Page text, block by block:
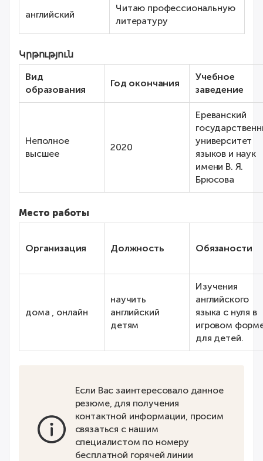
английский
Читаю профессиональную
литературу
Կրթություն
Вид
образования
Год окончания
Учебное
заведение
Неполное
высшее
2020
Ереванский
университет
языков и наук
имени В. Я.
Брюсова
Место работы
Организация Должность Обязаности
дома , онлайн
научить
английский
детям
Изучения
английского
языка с нуля в
игровом
для детей.
Если Вас заинтересовало данное
резюме, для получения
контактной информации, просим
связаться с нашим
специалистом по номеру
бесплатной горячей линии